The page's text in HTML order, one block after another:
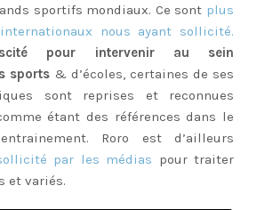
sportifs mondiaux. Ce sont plus
nous ayant sollicité.
pour intervenir au sein
sports & d’écoles, certaines de ses
sont reprises et reconnues
étant des références dans le
Roro est d’ailleurs
par les médias pour traiter
et variés.